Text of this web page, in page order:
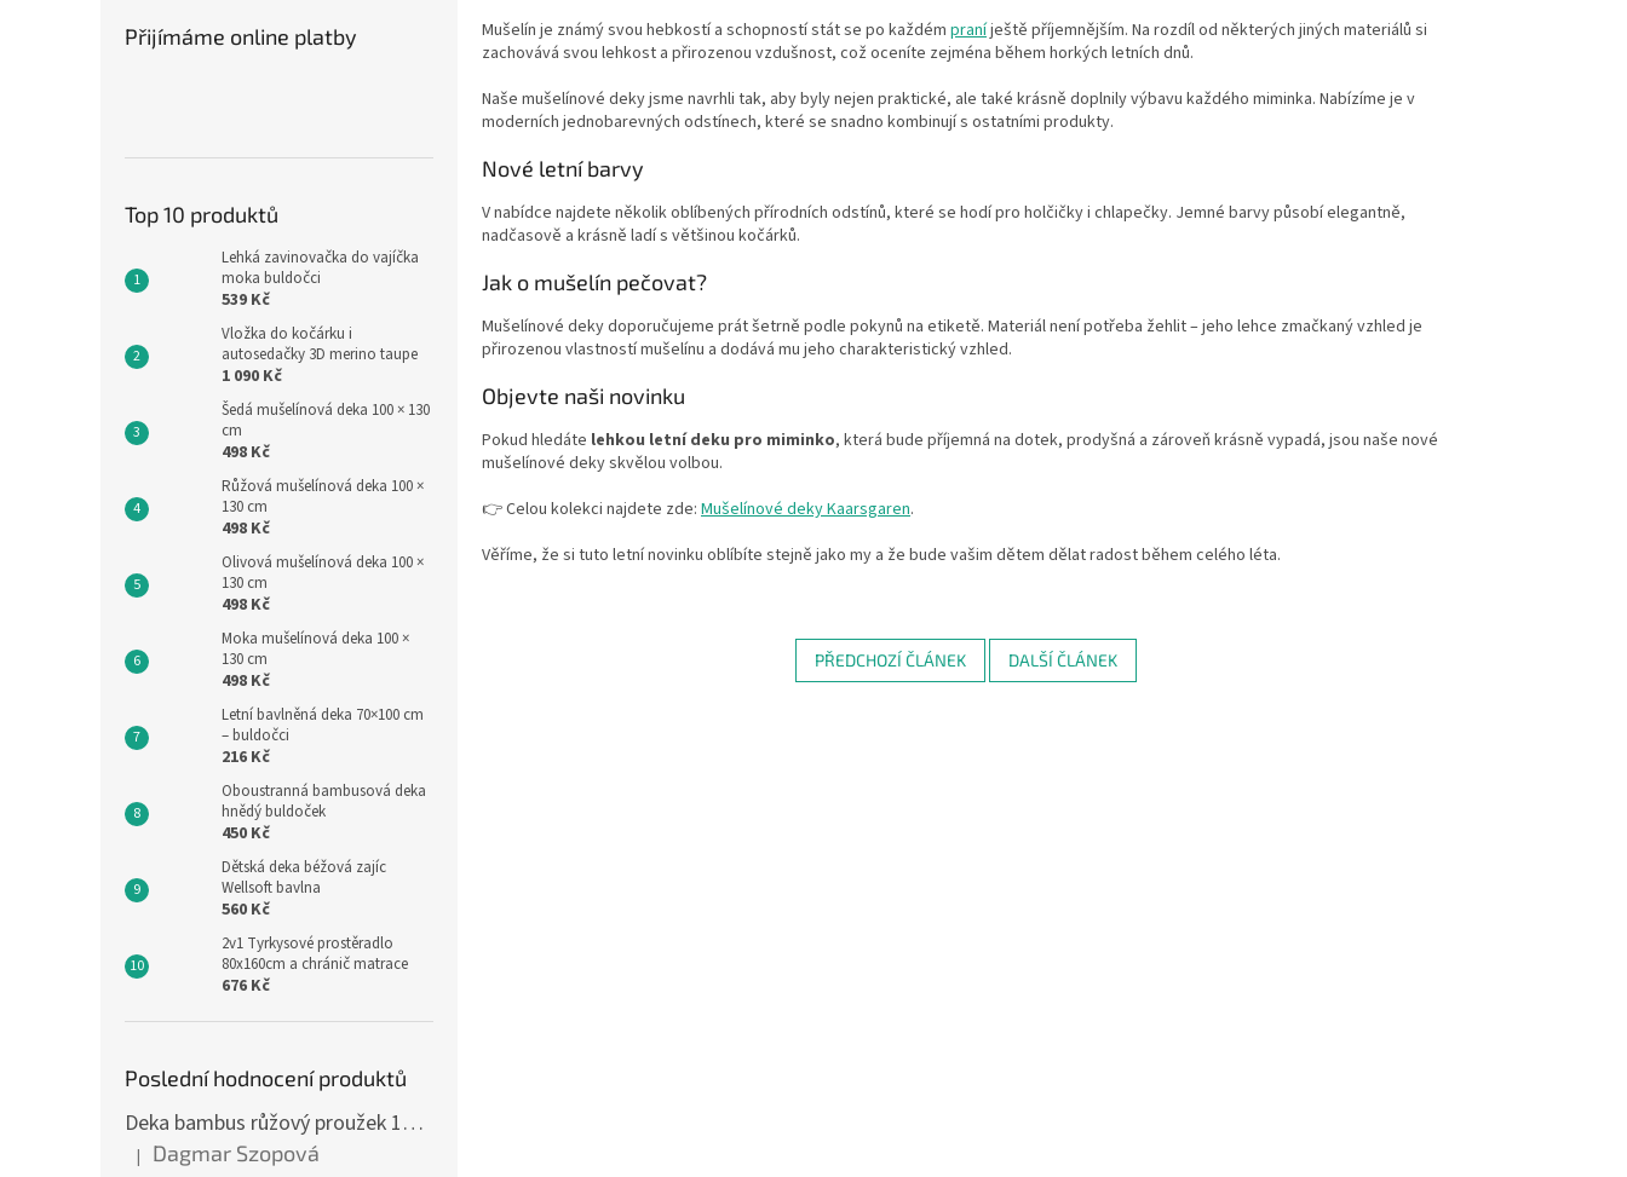
Přijímáme online platby
Top 10 produktů
Lehká zavinovačka do vajíčka
moka buldočci
539 Kč
Vložka do kočárku i
autosedačky 3D merino taupe
1 090 Kč
Šedá mušelínová deka 100 × 130
cm
498 Kč
Růžová mušelínová deka 100 ×
130 cm
498 Kč
Olivová mušelínová deka 100 ×
130 cm
498 Kč
Moka mušelínová deka 100 ×
130 cm
498 Kč
Letní bavlněná deka 70×100 cm
– buldočci
216 Kč
Oboustranná bambusová deka
hnědý buldoček
450 Kč
Dětská deka béžová zajíc
Wellsoft bavlna
560 Kč
2v1 Tyrkysové prostěradlo
80x160cm a chránič matrace
676 Kč
Poslední hodnocení produktů
Deka bambus růžový proužek 160 x 200 cm
Hodnocení produktu je 5 z 5 hvězdiček.
| Dagmar Szopová
Mušelín je známý svou hebkostí a schopností stát se po každém praníještě příjemnějším. Na rozdíl od některých jiných materiálů si
zachovává svou lehkost a přirozenou vzdušnost, což oceníte zejména během horkých letních dnů.
Naše mušelínové deky jsme navrhli tak, aby byly nejen praktické, ale také krásně doplnily výbavu každého miminka. Nabízíme je v
moderních jednobarevných odstínech, které se snadno kombinují s ostatními produkty.
Nové letní barvy
V nabídce najdete několik oblíbených přírodních odstínů, které se hodí pro holčičky i chlapečky. Jemné barvy působí elegantně,
nadčasově a krásně ladí s většinou kočárků.
Jak o mušelín pečovat?
Mušelínové deky doporučujeme prát šetrně podle pokynů na etiketě. Materiál není potřeba žehlit – jeho lehce zmačkaný vzhled je
přirozenou vlastností mušelínu a dodává mu jeho charakteristický vzhled.
Objevte naši novinku
Pokud hledáte lehkou letní deku pro miminko, která bude příjemná na dotek, prodyšná a zároveň krásně vypadá, jsou naše nové
mušelínové deky skvělou volbou.
👉 Celou kolekci najdete zde: Mušelínové deky Kaarsgaren.
Věříme, že si tuto letní novinku oblíbíte stejně jako my a že bude vašim dětem dělat radost během celého léta.
PŘEDCHOZÍ ČLÁNEK DALŠÍ ČLÁNEK